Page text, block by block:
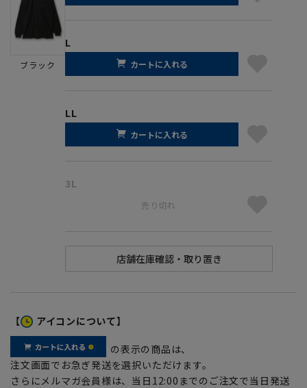
ブラック
L
カートに入れる
LL
カートに入れる
3L
売り切れ
【 アイコンについて】
の表示の商品は、
注文画面でお急ぎ発送を選択いただけます。
さらにメルマガ会員様は、当日12:00までのご注文で当日発送